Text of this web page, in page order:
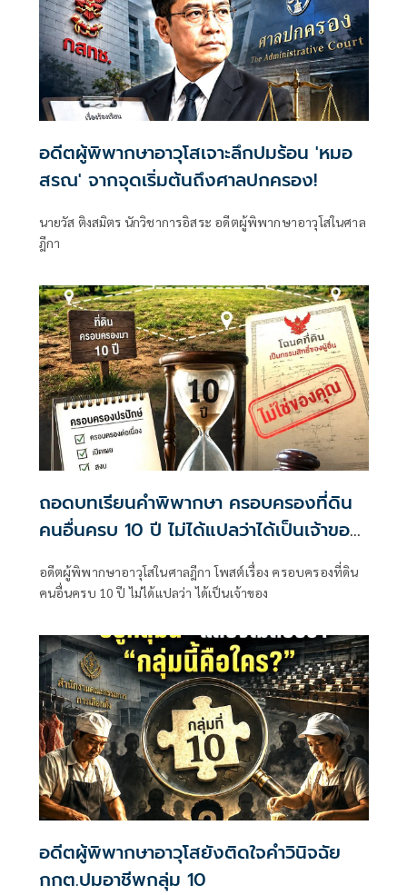
อดีตผู้พิพากษาอาวุโสเจาะลึกปมร้อน 'หมอ
สรณ' จากจุดเริ่มต้นถึงศาลปกครอง!
นายวัส ติงสมิตร นักวิชาการอิสระ อดีตผู้พิพากษาอาวุโสในศาล
ฎีกา
ถอดบทเรียนคำพิพากษา ครอบครองที่ดิน
คนอื่นครบ 10 ปี ไม่ได้แปลว่าได้เป็นเจ้าของ
อดีตผู้พิพากษาอาวุโสในศาลฎีกา โพสต์เรื่อง ครอบครองที่ดิน
คนอื่นครบ 10 ปี ไม่ได้แปลว่า ได้เป็นเจ้าของ
อดีตผู้พิพากษาอาวุโสยังติดใจคำวินิจฉัย
กกต.ปมอาชีพกลุ่ม 10